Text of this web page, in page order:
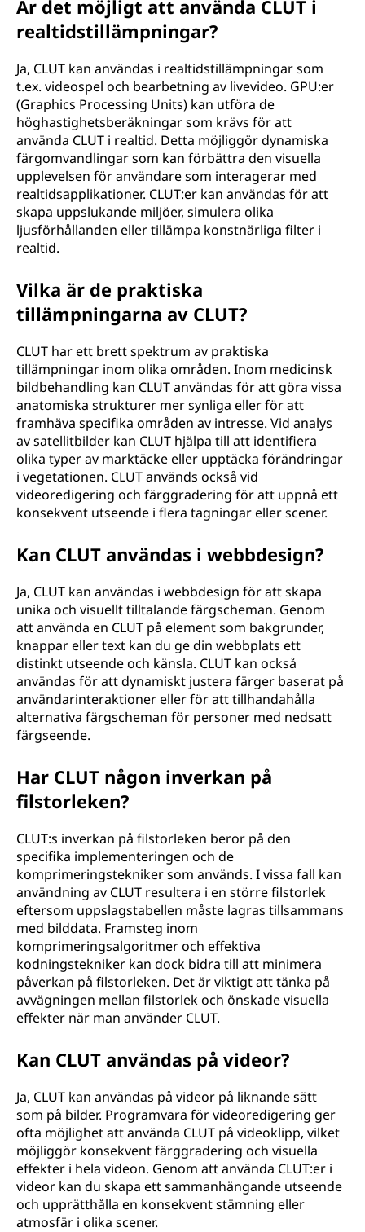
Är det möjligt att använda CLUT i
realtidstillämpningar?
Ja, CLUT kan användas i realtidstillämpningar som
t.ex. videospel och bearbetning av livevideo. GPU:er
(Graphics Processing Units) kan utföra de
höghastighetsberäkningar som krävs för att
använda CLUT i realtid. Detta möjliggör dynamiska
färgomvandlingar som kan förbättra den visuella
upplevelsen för användare som interagerar med
realtidsapplikationer. CLUT:er kan användas för att
skapa uppslukande miljöer, simulera olika
ljusförhållanden eller tillämpa konstnärliga filter i
realtid.
Vilka är de praktiska
tillämpningarna av CLUT?
CLUT har ett brett spektrum av praktiska
tillämpningar inom olika områden. Inom medicinsk
bildbehandling kan CLUT användas för att göra vissa
anatomiska strukturer mer synliga eller för att
framhäva specifika områden av intresse. Vid analys
av satellitbilder kan CLUT hjälpa till att identifiera
olika typer av marktäcke eller upptäcka förändringar
i vegetationen. CLUT används också vid
videoredigering och färggradering för att uppnå ett
konsekvent utseende i flera tagningar eller scener.
Kan CLUT användas i webbdesign?
Ja, CLUT kan användas i webbdesign för att skapa
unika och visuellt tilltalande färgscheman. Genom
att använda en CLUT på element som bakgrunder,
knappar eller text kan du ge din webbplats ett
distinkt utseende och känsla. CLUT kan också
användas för att dynamiskt justera färger baserat på
användarinteraktioner eller för att tillhandahålla
alternativa färgscheman för personer med nedsatt
färgseende.
Har CLUT någon inverkan på
filstorleken?
CLUT:s inverkan på filstorleken beror på den
specifika implementeringen och de
komprimeringstekniker som används. I vissa fall kan
användning av CLUT resultera i en större filstorlek
eftersom uppslagstabellen måste lagras tillsammans
med bilddata. Framsteg inom
komprimeringsalgoritmer och effektiva
kodningstekniker kan dock bidra till att minimera
påverkan på filstorleken. Det är viktigt att tänka på
avvägningen mellan filstorlek och önskade visuella
effekter när man använder CLUT.
Kan CLUT användas på videor?
Ja, CLUT kan användas på videor på liknande sätt
som på bilder. Programvara för videoredigering ger
ofta möjlighet att använda CLUT på videoklipp, vilket
möjliggör konsekvent färggradering och visuella
effekter i hela videon. Genom att använda CLUT:er i
videor kan du skapa ett sammanhängande utseende
och upprätthålla en konsekvent stämning eller
atmosfär i olika scener.